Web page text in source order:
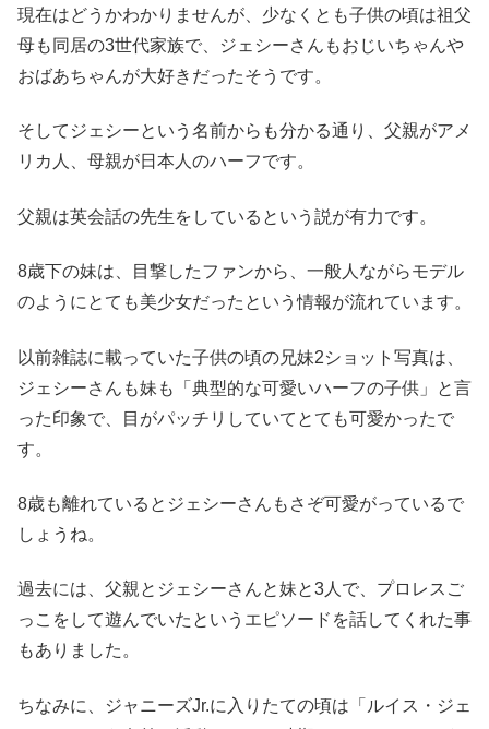
現在はどうかわかりませんが、少なくとも子供の頃は祖父
母も同居の3世代家族で、ジェシーさんもおじいちゃんや
おばあちゃんが大好きだったそうです。
そしてジェシーという名前からも分かる通り、父親がアメ
リカ人、母親が日本人のハーフです。
父親は英会話の先生をしているという説が有力です。
8歳下の妹は、目撃したファンから、一般人ながらモデル
のようにとても美少女だったという情報が流れています。
以前雑誌に載っていた子供の頃の兄妹2ショット写真は、
ジェシーさんも妹も「典型的な可愛いハーフの子供」と言
った印象で、目がパッチリしていてとても可愛かったで
す。
8歳も離れているとジェシーさんもさぞ可愛がっているで
しょうね。
過去には、父親とジェシーさんと妹と3人で、プロレスご
っこをして遊んでいたというエピソードを話してくれた事
もありました。
ちなみに、ジャニーズJr.に入りたての頃は「ルイス・ジェ